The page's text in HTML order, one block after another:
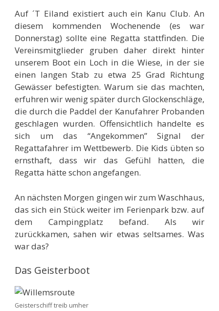
Auf ´T Eiland existiert auch ein Kanu Club. An
diesem kommenden Wochenende (es war
Donnerstag) sollte eine Regatta stattfinden. Die
Vereinsmitglieder gruben daher direkt hinter
unserem Boot ein Loch in die Wiese, in der sie
einen langen Stab zu etwa 25 Grad Richtung
Gewässer befestigten. Warum sie das machten,
erfuhren wir wenig später durch Glockenschläge,
die durch die Paddel der Kanufahrer Probanden
geschlagen wurden. Offensichtlich handelte es
sich um das “Angekommen” Signal der
Regattafahrer im Wettbewerb. Die Kids übten so
ernsthaft, dass wir das Gefühl hatten, die
Regatta hätte schon angefangen.
An nächsten Morgen gingen wir zum Waschhaus,
das sich ein Stück weiter im Ferienpark bzw. auf
dem Campingplatz befand. Als wir
zurückkamen, sahen wir etwas seltsames. Was
war das?
Das Geisterboot
Geisterschiff treib umher